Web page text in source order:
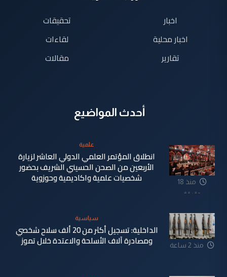
اخبار
اخبار محلية
تقارير
تحقيقات
لقاءات
مقالات
أحدث المواضيع
منذ 18
دقيقة
علمية
انطلاق المؤتمر العلمي الدولي العاشر لزيارة
الأربعين من الصحن الحسيني الشريف بحضور
شخصيات علمية واكاديمية وحوزوية
منذ 2 ساعة
سياسية
الداخلية: تسجيل أكثر من 20 ألف سلاح شخصي
ومصادرة آلاف الأسلحة والاعتدة خلال تموز